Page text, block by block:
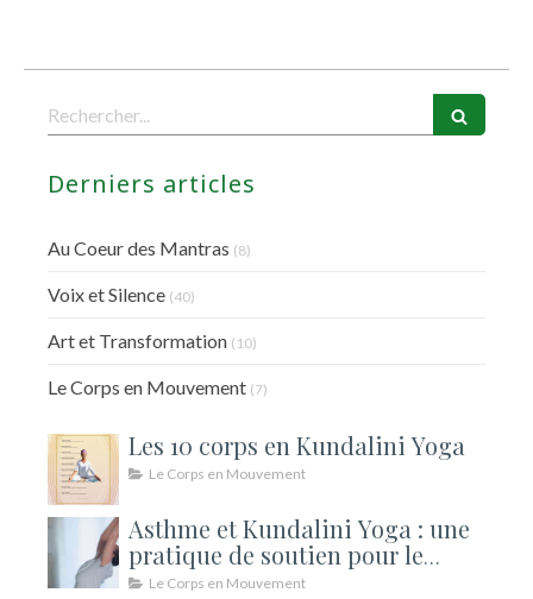
Rechercher
Derniers articles
Au Coeur des Mantras (8)
Voix et Silence (40)
Art et Transformation (10)
Le Corps en Mouvement (7)
Les 10 corps en Kundalini Yoga
Le Corps en Mouvement
Asthme et Kundalini Yoga : une
pratique de soutien pour le
souffle
Le Corps en Mouvement